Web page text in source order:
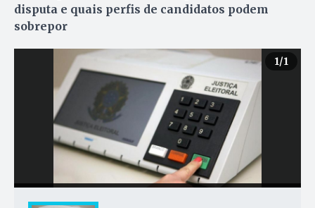
disputa e quais perfis de candidatos podem
sobrepor
1/1